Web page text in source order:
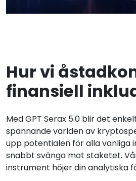
Hur vi
finansiell
Med GPT Serax 5.0 blir det
spännande världen av
upp potentialen för alla vanliga
snabbt svänga mot staketet.
instrument höjer din analytiska